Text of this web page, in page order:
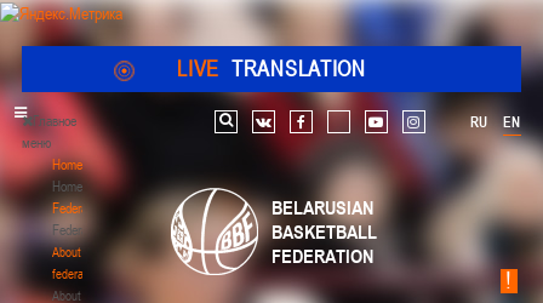
LIVE TRANSLATION
Главное
меню
Home
Home
Federation
Federation
About
federation
About
RU EN
Search vk facebook youtube instagram
BELARUSIAN
BASKETBALL
FEDERATION